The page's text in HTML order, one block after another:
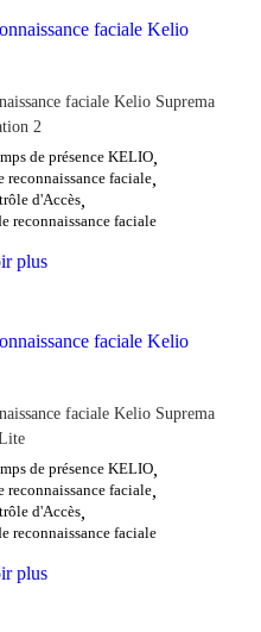
faciale Kelio Suprema
2
de présence KELIO,
reconnaissance faciale,
d'Accès,
reconnaissance faciale
plus
faciale Kelio Suprema
de présence KELIO,
reconnaissance faciale,
d'Accès,
reconnaissance faciale
plus